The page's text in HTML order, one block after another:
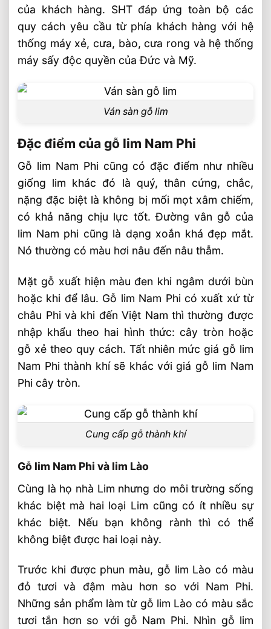
của khách hàng. SHT đáp ứng toàn bộ các
quy cách yêu cầu từ phía khách hàng với hệ
thống máy xẻ, cưa, bào, cưa rong và hệ thống
máy sấy độc quyền của Đức và Mỹ.
Ván sàn gỗ lim
Đặc điểm của gỗ lim Nam Phi
Gỗ lim Nam Phi cũng có đặc điểm như nhiều
giống lim khác đó là quý, thân cứng, chắc,
nặng đặc biệt là không bị mối mọt xâm chiếm,
có khả năng chịu lực tốt. Đường vân gỗ của
lim Nam phi cũng là dạng xoắn khá đẹp mắt.
Nó thường có màu hơi nâu đến nâu thẫm.
Mặt gỗ xuất hiện màu đen khi ngâm dưới bùn
hoặc khi để lâu. Gỗ lim Nam Phi có xuất xứ từ
châu Phi và khi đến Việt Nam thì thường được
nhập khẩu theo hai hình thức: cây tròn hoặc
gỗ xẻ theo quy cách. Tất nhiên mức giá gỗ lim
Nam Phi thành khí sẽ khác với giá gỗ lim Nam
Phi cây tròn.
Cung cấp gỗ thành khí
Gỗ lim Nam Phi và lim Lào
Cùng là họ nhà Lim nhưng do môi trường sống
khác biệt mà hai loại Lim cũng có ít nhiều sự
khác biệt. Nếu bạn không rành thì có thể
không biệt được hai loại này.
Trước khi được phun màu, gỗ lim Lào có màu
đỏ tươi và đậm màu hơn so với Nam Phi.
Những sản phẩm làm từ gỗ lim Lào có màu sắc
tươi tắn hơn so với gỗ Nam Phi. Nhìn gỗ lim